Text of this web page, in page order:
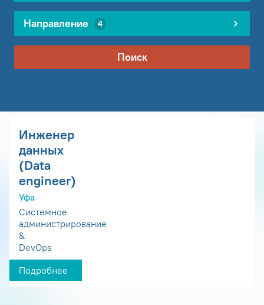
Направление 4
Поиск
Инженер
данных
(Data
engineer)
Уфа
Системное
администрирование
&
DevOps
Подробнее